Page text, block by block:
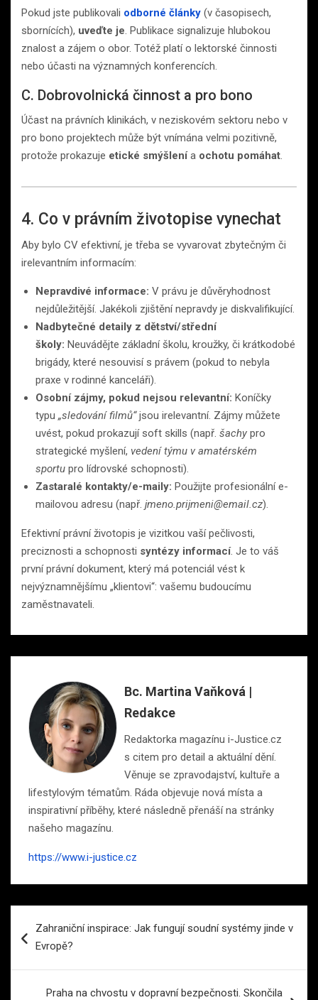
Pokud jste publikovali odborné články (v časopisech,
sbornících), uveďte je. Publikace signalizuje hlubokou
znalost a zájem o obor. Totéž platí o lektorské činnosti
nebo účasti na významných konferencích.
C. Dobrovolnická činnost a pro bono
Účast na právních klinikách, v neziskovém sektoru nebo v
pro bono projektech může být vnímána velmi pozitivně,
protože prokazuje etické smýšlenía ochotu pomáhat.
4. Co v právním životopise vynechat
Aby bylo CV efektivní, je třeba se vyvarovat zbytečným či
irelevantním informacím:
Nepravdivé informace: V právu je důvěryhodnost
nejdůležitější. Jakékoli zjištění nepravdy je diskvalifikující.
Nadbytečné detaily z dětství/střední
školy: Neuvádějte základní školu, kroužky, či krátkodobé
brigády, které nesouvisí s právem (pokud to nebyla
praxe v rodinné kanceláři).
Osobní zájmy, pokud nejsou relevantní: Koníčky
typu „sledování filmů“jsou irelevantní. Zájmy můžete
uvést, pokud prokazují soft skills (např. šachy pro
strategické myšlení, vedení týmu v amatérském
sportu pro lídrovské schopnosti).
Zastaralé kontakty/e-maily: Použijte profesionální e-
mailovou adresu (např. jmeno.prijmeni@email.cz).
Efektivní právní životopis je vizitkou vaší pečlivosti,
preciznosti a schopnosti syntézy informací. Je to váš
první právní dokument, který má potenciál vést k
nejvýznamnějšímu „klientovi“: vašemu budoucímu
zaměstnavateli.
Bc. Martina Vaňková |
Redakce
Redaktorka magazínu i-Justice.cz
s citem pro detail a aktuální dění.
Věnuje se zpravodajství, kultuře a
lifestylovým tématům. Ráda objevuje nová místa a
inspirativní příběhy, které následně přenáší na stránky
našeho magazínu.
https://www.i-justice.cz
proZahraniční inspirace: Jak fungují soudní systémy jinde v
Evropě?
Praha na chvostu v dopravní bezpečnosti. Skončila